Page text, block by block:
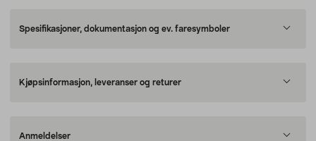
Spesifikasjoner, dokumentasjon og ev. faresymboler
Kjøpsinformasjon, leveranser og returer
Anmeldelser